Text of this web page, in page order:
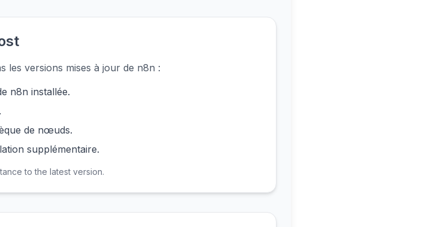
les versions mises à jour de n8n :
n8n installée.
de nœuds.
supplémentaire.
to the latest version.